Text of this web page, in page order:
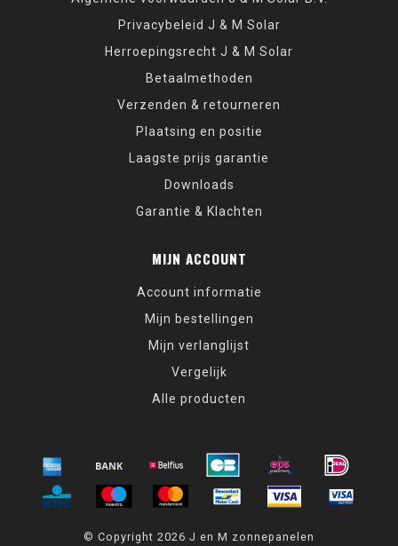
Privacybeleid J & M Solar
Herroepingsrecht J & M Solar
Betaalmethoden
Verzenden & retourneren
Plaatsing en positie
Laagste prijs garantie
Downloads
Garantie & Klachten
MIJN ACCOUNT
Account informatie
Mijn bestellingen
Mijn verlanglijst
Vergelijk
Alle producten
© Copyright 2026 J en M zonnepanelen